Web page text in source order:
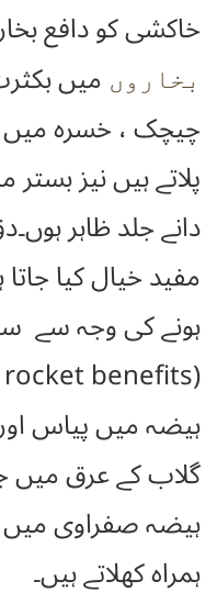
خاکشی کو دافع
بخاروں میں
چیچک ، خسرہ
پلاتے ہیں نیز
دانے جلد ظاہر
مفید خیال کیا
ہونے کی وجہ سے
ہیضہ میں پیاس
گلاب کے عرق میں
ہیضہ صفراوی
ہمراہ کھلاتے ہیں۔